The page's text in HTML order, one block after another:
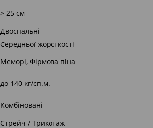
> 25 см
Двоспальні
Середньої жорсткості
Меморі, Фірмова піна
до 140 кг/сп.м.
Комбінованi
Стрейч / Трикотаж